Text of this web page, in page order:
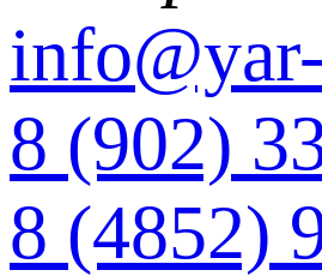
8 (902)
8 (4852)